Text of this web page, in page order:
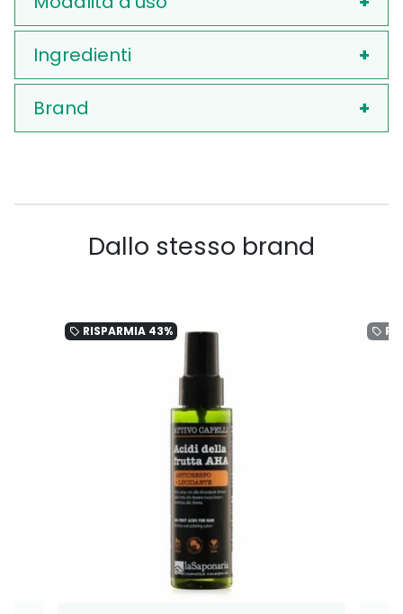
Ingredienti
Brand
Dallo stesso brand
local_offer RISPARMIA 43% local_offer